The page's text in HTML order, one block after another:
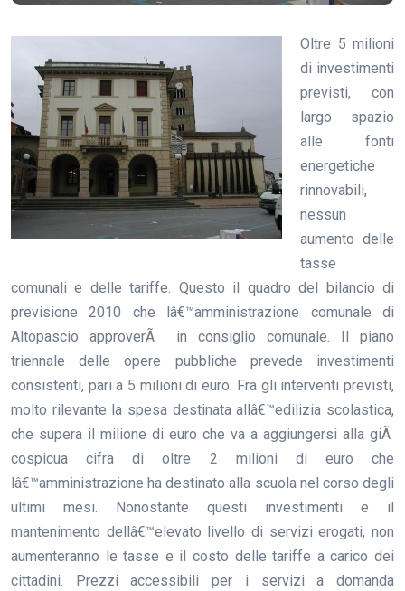
Oltre 5 milioni
di investimenti
previsti, con
largo spazio
alle fonti
energetiche
rinnovabili,
nessun
aumento delle
tasse
comunali e delle tariffe. Questo il quadro del bilancio di
previsione 2010 che lâ€™amministrazione comunale di
Altopascio approverÃ in consiglio comunale. Il piano
triennale delle opere pubbliche prevede investimenti
consistenti, pari a 5 milioni di euro. Fra gli interventi previsti,
molto rilevante la spesa destinata allâ€™edilizia scolastica,
che supera il milione di euro che va a aggiungersi alla giÃ
cospicua cifra di oltre 2 milioni di euro che
lâ€™amministrazione ha destinato alla scuola nel corso degli
ultimi mesi. Nonostante questi investimenti e il
mantenimento dellâ€™elevato livello di servizi erogati, non
aumenteranno le tasse e il costo delle tariffe a carico dei
cittadini. Prezzi accessibili per i servizi a domanda